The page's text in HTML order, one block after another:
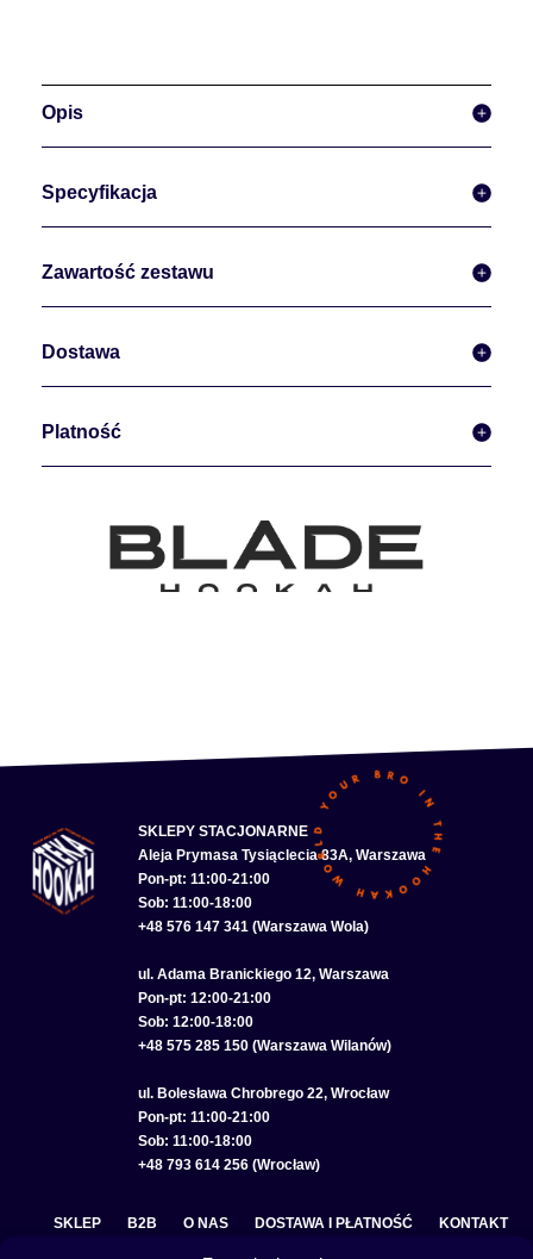
Opis
Specyfikacja
Zawartość zestawu
Dostawa
Platność
SKLEPY STACJONARNE
Aleja Prymasa Tysiąclecia 83A, Warszawa
Pon-pt: 11:00-21:00
Sob: 11:00-18:00
+48 576 147 341 (Warszawa Wola)
ul. Adama Branickiego 12, Warszawa
Pon-pt: 12:00-21:00
Sob: 12:00-18:00
+48 575 285 150 (Warszawa Wilanów)
ul. Bolesława Chrobrego 22, Wrocław
Pon-pt: 11:00-21:00
Sob: 11:00-18:00
+48 793 614 256 (Wrocław)
SKLEP B2B O NAS DOSTAWA I PŁATNOŚĆ KONTAKT